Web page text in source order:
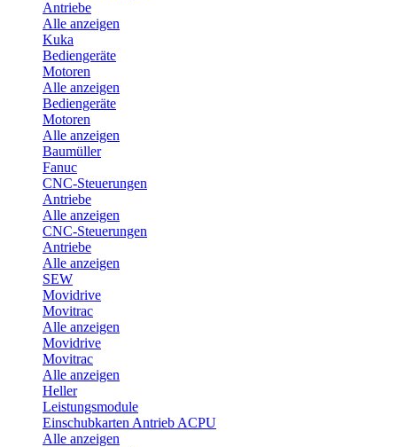
Antriebe
Alle anzeigen
Kuka
Bediengeräte
Motoren
Alle anzeigen
Bediengeräte
Motoren
Alle anzeigen
Baumüller
Fanuc
CNC-Steuerungen
Antriebe
Alle anzeigen
CNC-Steuerungen
Antriebe
Alle anzeigen
SEW
Movidrive
Movitrac
Alle anzeigen
Movidrive
Movitrac
Alle anzeigen
Heller
Leistungsmodule
Einschubkarten Antrieb ACPU
Alle anzeigen